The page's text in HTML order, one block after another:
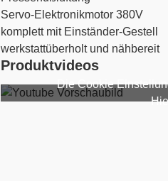
Servo-Elektronikmotor 380V
komplett mit Einständer-Gestell
werkstattüberholt und nähbereit
Produktvideos
Die Cookie